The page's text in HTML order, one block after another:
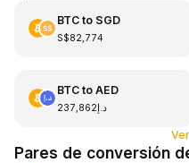
BTCto SGD
S$82,774
BTCto AED
د.إ237,862
Pares de conversión